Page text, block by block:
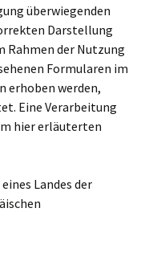
überwiegenden
Darstellung
Rahmen der Nutzung
Formularen im
erhoben werden,
Eine Verarbeitung
hier erläuterten
Landes der